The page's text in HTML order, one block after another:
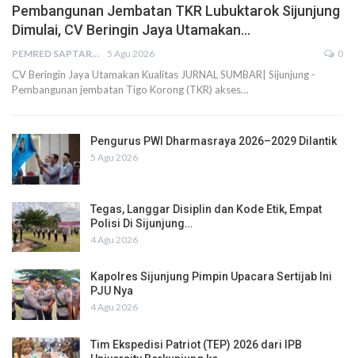
Pembangunan Jembatan TKR Lubuktarok Sijunjung
Dimulai, CV Beringin Jaya Utamakan…
PEMRED SAPTARIUS 5 Agu 2026 0
CV Beringin Jaya Utamakan Kualitas JURNAL SUMBAR| Sijunjung -
Pembangunan jembatan Tigo Korong (TKR) akses…
Pengurus PWI Dharmasraya 2026–2029 Dilantik
5 Agu 2026
Tegas, Langgar Disiplin dan Kode Etik, Empat
Polisi Di Sijunjung…
4 Agu 2026
Kapolres Sijunjung Pimpin Upacara Sertijab Ini
PJU Nya
4 Agu 2026
Tim Ekspedisi Patriot (TEP) 2026 dari IPB